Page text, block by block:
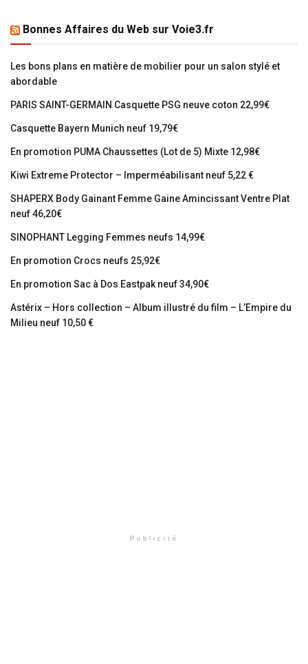
Bonnes Affaires du Web sur Voie3.fr
Les bons plans en matière de mobilier pour un salon stylé et
abordable
PARIS SAINT-GERMAIN Casquette PSG neuve coton 22,99€
Casquette Bayern Munich neuf 19,79€
En promotion PUMA Chaussettes (Lot de 5) Mixte 12,98€
Kiwi Extreme Protector – Imperméabilisant neuf 5,22 €
SHAPERX Body Gainant Femme Gaine Amincissant Ventre Plat
neuf 46,20€
SINOPHANT Legging Femmes neufs 14,99€
En promotion Crocs neufs 25,92€
En promotion Sac à Dos Eastpak neuf 34,90€
Astérix – Hors collection – Album illustré du film – L’Empire du
Milieu neuf 10,50 €
Publicité